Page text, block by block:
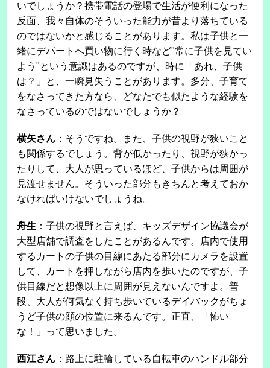
いでしょうか？携帯電話の登場で生活が便利になった
反面、我々自体のそういった能力が昔より落ちている
のではないかと感じることがあります。私は子供と一
緒にデパートへ買い物に行く時など"常に子供を見てい
よう"という意識はあるのですが、時に「あれ、子供
は？」と、一瞬見失うことがあります。多分、子育て
をなさってきた方なら、どなたでも似たような経験を
なさっているのではないでしょうか？
横矢さん ：そうですね。また、子供の視野が狭いこと
も関係するでしょう。背が低かったり、視野が狭かっ
たりして、大人が思っているほど、子供からは周囲が
見渡せません。そういった部分もきちんと考えておか
なければいけないでしょうね。
舟生 ：子供の視野と言えば、キッズデザイン協議会が
大型店舗で調査をしたことがあるんです。店内で使用
するカートの子供の目線にあたる部分にカメラを設置
して、カートを押しながら店内を歩いたのですが、子
供目線だと想像以上に周囲が見えないんですよ。普
段、大人が何気なく持ち歩いているデイバックがちょ
うど子供の顔の位置に来るんです。正直、「怖い
な！」って思いました。
西江さん ：路上に駐輪している自転車のハンドル部分